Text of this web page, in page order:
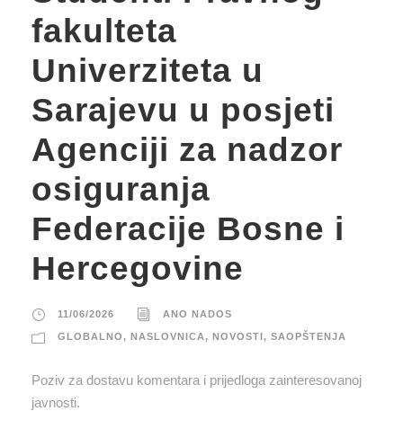
fakulteta
Univerziteta u
Sarajevu u posjeti
Agenciji za nadzor
osiguranja
Federacije Bosne i
Hercegovine
11/06/2026 ANO NADOS
GLOBALNO, NASLOVNICA, NOVOSTI, SAOPŠTENJA
Poziv za dostavu komentara i prijedloga zainteresovanoj
javnosti.